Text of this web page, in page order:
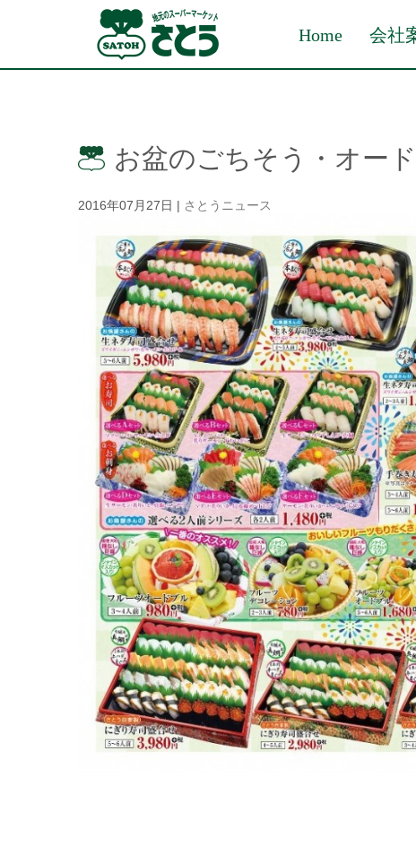
Home 会社
お盆のごちそう・オー
2016年07月27日 さとうニュース